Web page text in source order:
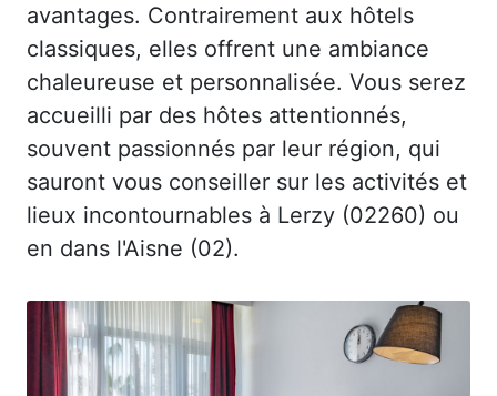
avantages. Contrairement aux hôtels
classiques, elles offrent une ambiance
chaleureuse et personnalisée. Vous serez
accueilli par des hôtes attentionnés,
souvent passionnés par leur région, qui
sauront vous conseiller sur les activités et
lieux incontournables à Lerzy (02260) ou
en dans l'Aisne (02).